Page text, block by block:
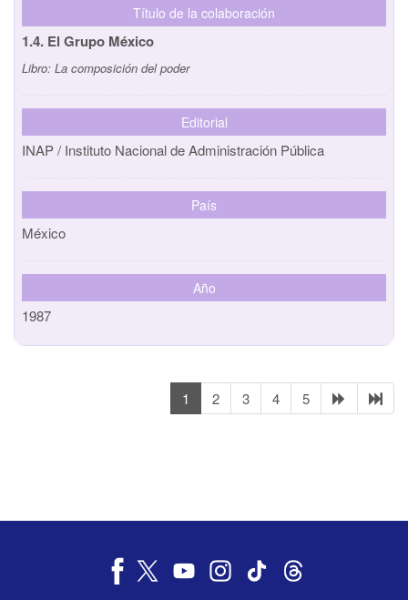
Título de la colaboración
1.4. El Grupo México
Libro: La composición del poder
Editorial
INAP / Instituto Nacional de Administración Pública
País
México
Año
1987
1 2 3 4 5